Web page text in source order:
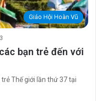
Giáo Hội Hoàn Vũ
bạn trẻ đến với
Thế giới lần thứ 37 tại